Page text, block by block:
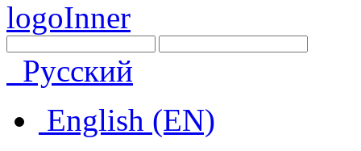
Русский
English (EN)